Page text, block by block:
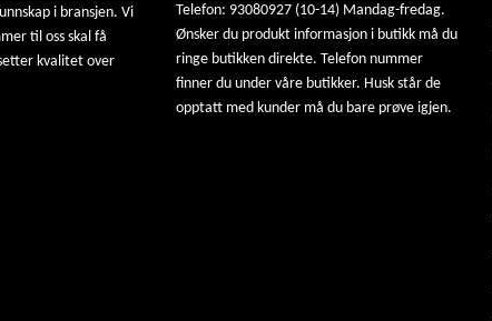
i bransjen. Vi
til oss skal få
kvalitet over
Telefon: 93080927 (10-14) Mandag-fredag.
Ønsker du produkt informasjon i butikk må du
ringe butikken direkte. Telefon nummer
finner du under våre butikker. Husk står de
opptatt med kunder må du bare prøve igjen.